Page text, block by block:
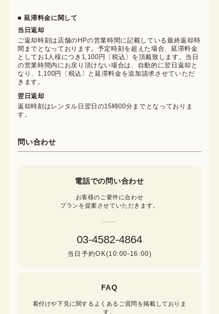
■ 延滞料金に関して
当日返却
ご返却時刻は店舗のHPの営業時間に記載している最終返却時
間までとなっております。予定時刻を超えた場合、延滞料金
としてお1人様につき1,100円〔税込〕を頂戴致します。当日
の営業時間内にお戻り頂けない場合は、自動的に翌日返却と
なり、1,100円〔税込〕と延滞料金を追加請求させていただ
きます。
翌日返却
返却時刻はレンタル日翌日の15時00分までとなっておりま
す。
問い合わせ
電話での問い合わせ
お客様のご要件に合わせ
プランを提案させていただきます。
03-4582-4864
当日予約OK(10:00-16:00)
FAQ
着付けや下見に関するよくあるご質問を掲載しておりま
す。